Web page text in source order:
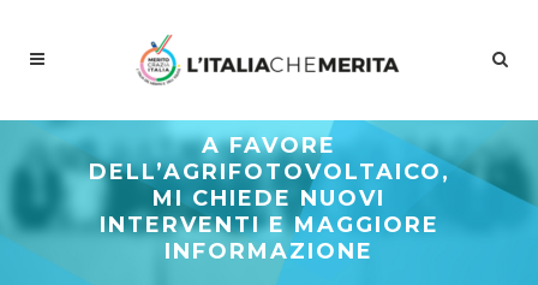
A FAVORE
DELL’AGRIFOTOVOLTAICO,
MI CHIEDE NUOVI
INTERVENTI E MAGGIORE
INFORMAZIONE